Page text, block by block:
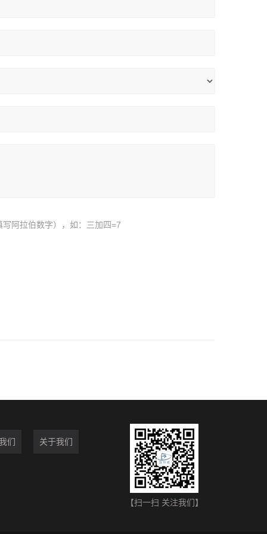
阿拉伯数字），如：三加四=7
们 关于我们
【扫一扫 关注我们】